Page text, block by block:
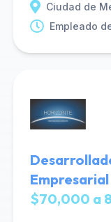
Ciudad de
Empleado
$70,000 a